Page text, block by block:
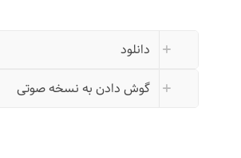
دانلود
گوش دادن به نسخه صوتی